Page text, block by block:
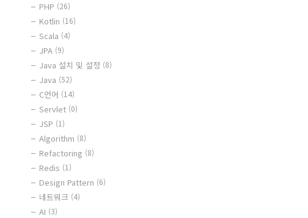
PHP (26)
Kotlin (16)
Scala (4)
JPA (9)
Java 설치 및 설정 (8)
Java (52)
C언어 (14)
Servlet (0)
JSP (1)
Algorithm (8)
Refactoring (8)
Redis (1)
Design Pattern (6)
네트워크 (4)
AI (3)